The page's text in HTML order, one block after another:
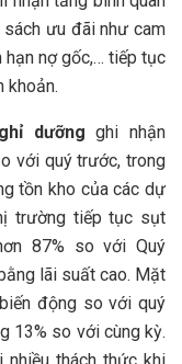
sách ưu đãi như cam
hạn nợ gốc,… tiếp tục
khoản.
dưỡngghi nhận
với quý trước, trong
tồn kho của các dự
trường tiếp tục sụt
87% so với Quý
lãi suất cao. Mặt
động so với quý
13% so với cùng kỳ.